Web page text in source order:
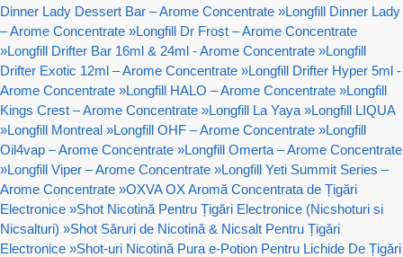
Dinner Lady Dessert Bar – Arome Concentrate »Longfill Dinner Lady
– Arome Concentrate »Longfill Dr Frost – Arome Concentrate
»Longfill Drifter Bar 16ml & 24ml - Arome Concentrate »Longfill
Drifter Exotic 12ml – Arome Concentrate »Longfill Drifter Hyper 5ml -
Arome Concentrate »Longfill HALO – Arome Concentrate »Longfill
Kings Crest – Arome Concentrate »Longfill La Yaya »Longfill LIQUA
»Longfill Montreal »Longfill OHF – Arome Concentrate »Longfill
Oil4vap – Arome Concentrate »Longfill Omerta – Arome Concentrate
»Longfill Viper – Arome Concentrate »Longfill Yeti Summit Series –
Arome Concentrate »OXVA OX Aromă Concentrata de Țigări
Electronice »Shot Nicotină Pentru Țigări Electronice (Nicshoturi si
Nicsalturi) »Shot Săruri de Nicotină & Nicsalt Pentru Țigări
Electronice »Shot-uri Nicotină Pura e-Potion Pentru Lichide De Țigări